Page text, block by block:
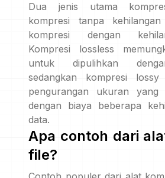
Dua jenis utama
kompresi tanpa
kompresi dengan
Kompresi lossless
untuk dipulihkan
sedangkan kompresi lossy
pengurangan ukuran yang
dengan biaya beberapa
data.
Apa contoh dari
file?